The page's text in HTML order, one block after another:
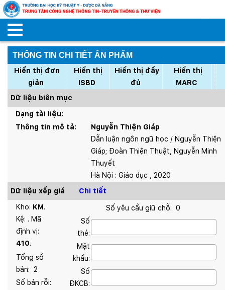
THÔNG TIN CHI TIẾT ẤN PHẨM
Hiển thị đơn
giản
Hiển thị
ISBD
Hiển thị đầy
đủ
Hiển thị
MARC
Dữ liệu biên mục
Dạng tài liệu:
Thông tin mô tả:
Nguyễn Thiện Giáp
Dẫn luận ngôn ngữ học / Nguyễn Thiện
Giáp; Đoàn Thiện Thuật, Nguyễn Minh
Thuyết
Hà Nội : Giáo dục , 2020
Dữ liệu xếp giá
Chi tiết
Kho: KM.
Kệ: . Mã
định vị:
410.
Tổng số
bản:
2
Số bản rỗi:
Số yêu cầu giữ chỗ: 0
Số
thẻ:
Mật
khẩu:
Số
ĐKCB: